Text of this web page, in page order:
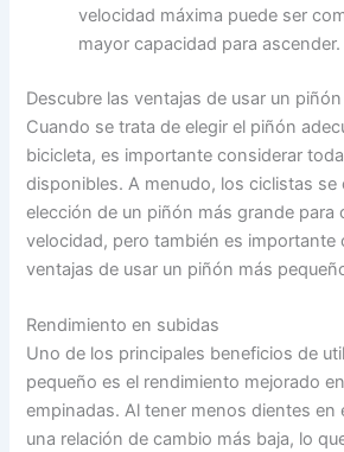
velocidad máxima puede ser
mayor capacidad para ascender.
Descubre las ventajas de usar un
Cuando se trata de elegir el piñón
bicicleta, es importante considerar
disponibles. A menudo, los ciclistas se
elección de un piñón más grande para
velocidad, pero también es importante
ventajas de usar un piñón más
Rendimiento en subidas
Uno de los principales beneficios de
pequeño es el rendimiento mejorado
empinadas. Al tener menos dientes en
una relación de cambio más baja, lo